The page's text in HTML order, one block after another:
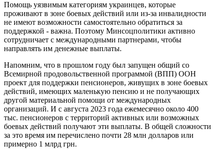
Помощь уязвимым категориям украинцев, которые
проживают в зоне боевых действий или из-за инвалидности
не имеют возможности самостоятельно обратиться за
поддержкой - важна. Поэтому Минсоцполитики активно
сотрудничает с международными партнерами, чтобы
направлять им денежные выплаты.
Напомним, что в прошлом году был запущен общий со
Всемирной продовольственной программой (ВПП) ООН
проект для поддержки пенсионеров, живущих в зоне боевых
действий, имеющих маленькую пенсию и не получающих
другой материальной помощи от международных
организаций. И с августа 2023 года ежемесячно около 400
тыс. пенсионеров с территорий активных или возможных
боевых действий получают эти выплаты. В общей сложности
за это время им перечислено почти 28 млн долларов или
примерно 1 млрд грн.